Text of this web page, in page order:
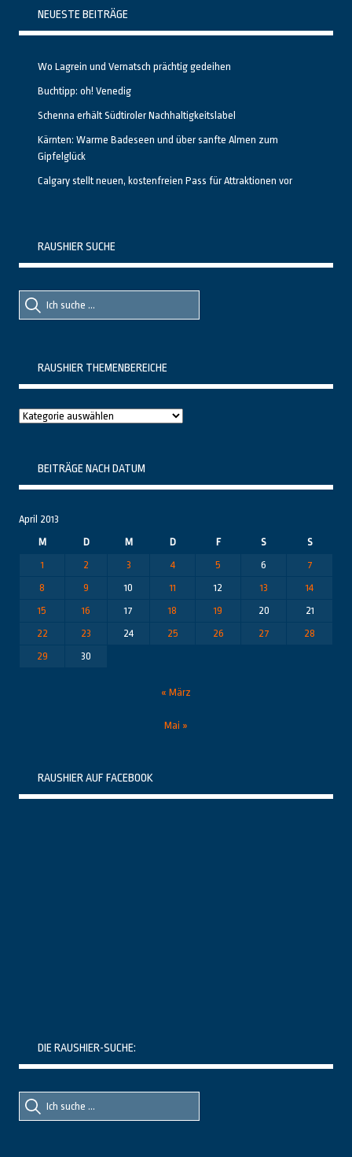
NEUESTE BEITRÄGE
Wo Lagrein und Vernatsch prächtig gedeihen
Buchtipp: oh! Venedig
Schenna erhält Südtiroler Nachhaltigkeitslabel
Kärnten: Warme Badeseen und über sanfte Almen zum
Gipfelglück
Calgary stellt neuen, kostenfreien Pass für Attraktionen vor
RAUSHIER SUCHE
Suche
nach::
Suche
nach:
RAUSHIER THEMENBEREICHE
Raushier
BEITRÄGE NACH DATUM
April 2013
M
D M D F S
S
1
2 3 4 5 6
7
8
9 10 11 12 13
14
15
16 17 18 19 20
21
22
23 24 25 26 27
28
29
30
« März
Mai »
RAUSHIER AUF FACEBOOK
DIE RAUSHIER-SUCHE:
Suche
nach::
Suche
nach: